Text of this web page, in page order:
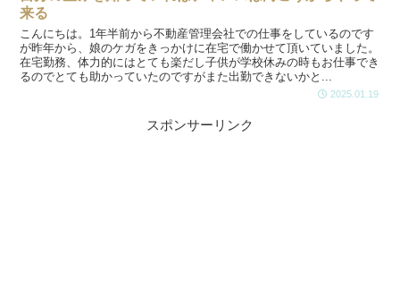
来る
こんにちは。1年半前から不動産管理会社での仕事をしているのです
が昨年から、娘のケガをきっかけに在宅で働かせて頂いていました。
在宅勤務、体力的にはとても楽だし子供が学校休みの時もお仕事でき
るのでとても助かっていたのですがまた出勤できないかと...
2025.01.19
スポンサーリンク